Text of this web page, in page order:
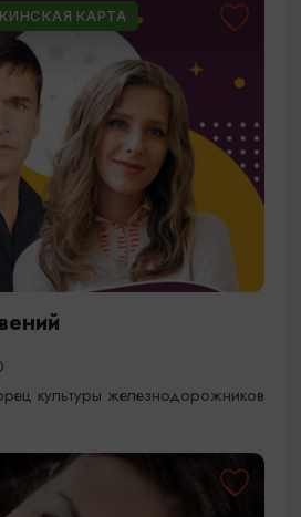
КАРТА
культуры железнодорожников